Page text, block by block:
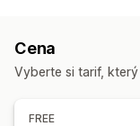
Animace
Styl
Velikost
Specifické podle
Cena
Vyberte si tarif,
FREE